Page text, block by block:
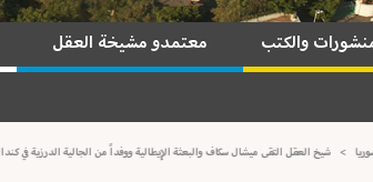
والكتب معتمدو مشيخة العقل
> شيخ العقل التقى ميشال سكاف والبعثة الإيطالية ووفداً من الجالية الدرزية في كندا>